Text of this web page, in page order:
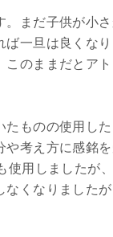
まだ子供が小さ
一旦は良くなり
このままだとア
たものの使用し
考え方に感銘を
使用しましたが
なくなりました